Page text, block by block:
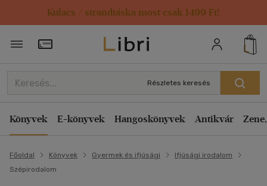
Kulacs / strandtáska most csak 1499 Ft!
Törzsvásárlói Kártya adatai
Részletes keresés
Könyvek E-könyvek Hangoskönyvek Antikvár
Főoldal Könyvek Gyermek és ifjúsági
Ifjúsági irodalom
Szépirodalom